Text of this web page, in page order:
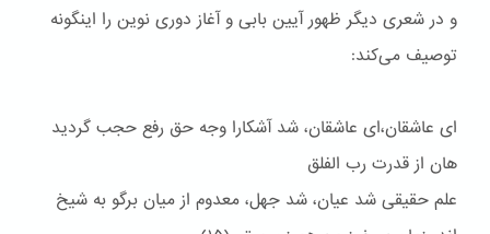
و در شعری دیگر ظهور آیین بابی و آغاز دوری نوین را اینگونه
توصیف می‌کند:
ای عاشقان،‌ای عاشقان، شد آشکارا وجه حق رفع حجب گردید
هان از قدرت رب الفلق
علم حقیقی شد عیان، شد جهل، معدوم از میان برگو به شیخ